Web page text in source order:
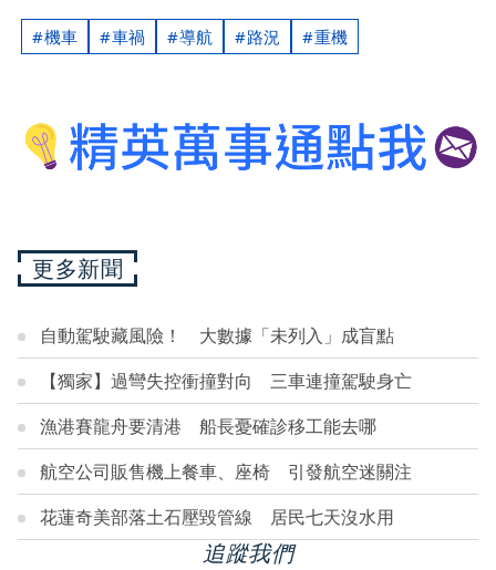
機車 車禍 導航 路況 重機
更多新聞
自動駕駛藏風險！ 大數據「未列入」成盲點
【獨家】過彎失控衝撞對向 三車連撞駕駛身亡
漁港賽龍舟要清港 船長憂確診移工能去哪
航空公司販售機上餐車、座椅 引發航空迷關注
花蓮奇美部落土石壓毀管線 居民七天沒水用
追蹤我們